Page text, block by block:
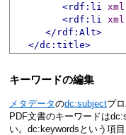
<rdf:li
<rdf:li
</rdf:Alt>
</dc:title>
キーワードの編集
メタデータのdc:subjectプ
PDF文書のキーワードは
い。dc:keywordsという項